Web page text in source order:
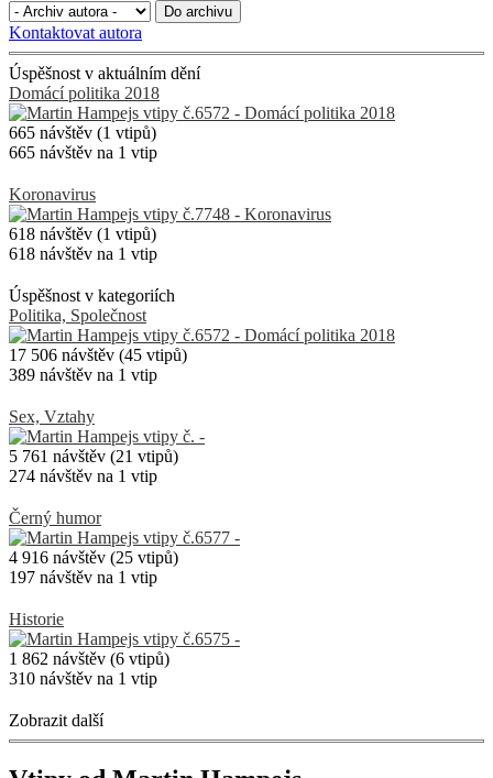
Do archivu
Kontaktovat autora
Úspěšnost v aktuálním dění
Domácí politika 2018
665 návštěv (1 vtipů)
665 návštěv na 1 vtip
Koronavirus
618 návštěv (1 vtipů)
618 návštěv na 1 vtip
Úspěšnost v kategoriích
Politika, Společnost
17 506 návštěv (45 vtipů)
389 návštěv na 1 vtip
Sex, Vztahy
5 761 návštěv (21 vtipů)
274 návštěv na 1 vtip
Černý humor
4 916 návštěv (25 vtipů)
197 návštěv na 1 vtip
Historie
1 862 návštěv (6 vtipů)
310 návštěv na 1 vtip
Zobrazit další